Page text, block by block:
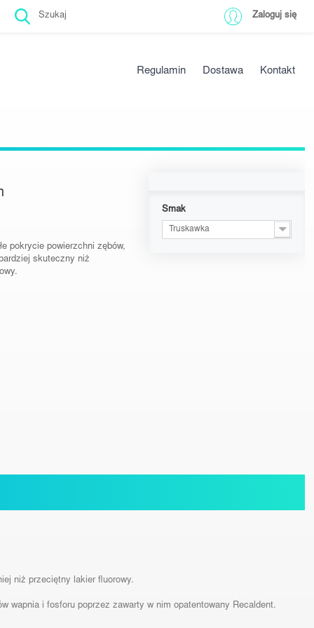
Zaloguj się
Regulamin Dostawa Kontakt
pokrycie powierzchni zębów,
skuteczny niż
Smak
Truskawka
niż przeciętny lakier fluorowy.
wapnia i fosforu poprzez zawarty w nim opatentowany Recaldent.